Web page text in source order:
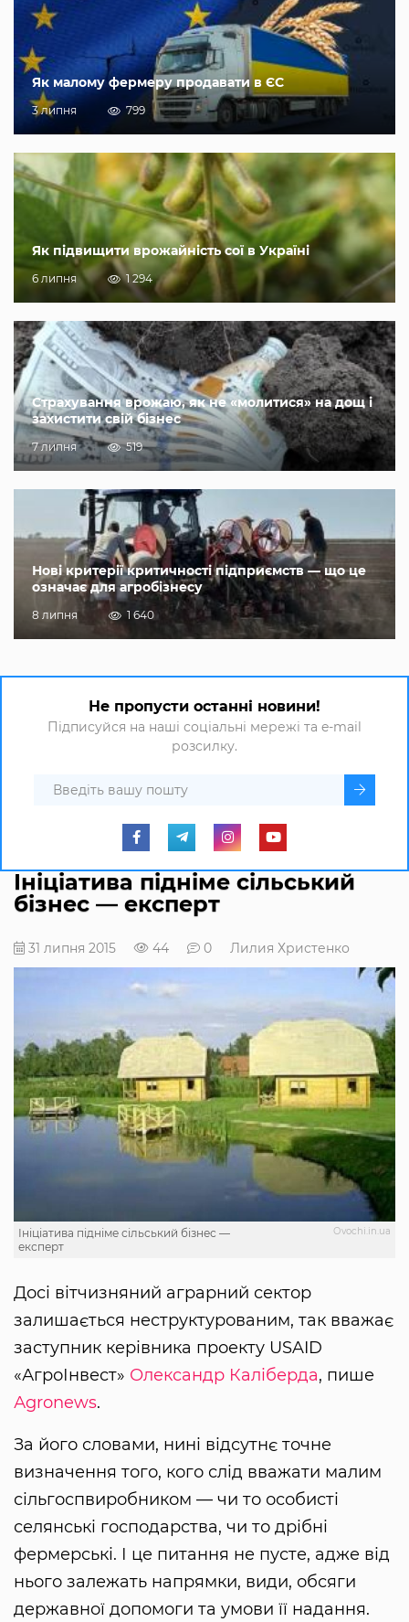
Як малому фермеру продавати в ЄС
3 липня 799
Як підвищити врожайність сої в Україні
6 липня 1 294
Страхування врожаю, як не «молитися» на дощ і
захистити свій бізнес
7 липня 519
Нові критерії критичності підприємств — що це
означає для агробізнесу
8 липня 1 640
Не пропусти останні новини!
Підписуйся на наші соціальні мережі та e-mail
розсилку.
Ініціатива підніме сільський
бізнес — експерт
31 липня 2015 44 0 Лилия Христенко
Оvochi.in.ua
Ініціатива підніме сільський бізнес —
експерт
Досі вітчизняний аграрний сектор
залишається неструктурованим, так вважає
заступник керівника проекту USAID
«АгроІнвест» Олександр Каліберда, пише
Аgronews.
За його словами, нині відсутнє точне
визначення того, кого слід вважати малим
сільгоспвиробником — чи то особисті
селянські господарства, чи то дрібні
фермерські. І це питання не пусте, адже від
нього залежать напрямки, види, обсяги
державної допомоги та умови її надання.